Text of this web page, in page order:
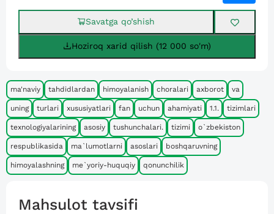
Savatga qo’shish
Hoziroq xarid qilish (12 000 so'm)
ma'naviy tahdidlardan himoyalanish choralari axborot va
uning turlari xususiyatlari fan uchun ahamiyati 1.1. tizimlari
texnologiyalarining asosiy tushunchalari. tizimi o`zbekiston
respublikasida ma`lumotlarni asoslari boshqaruvning
himoyalashning me`yoriy-huquqiy qonunchilik
Mahsulot tavsifi